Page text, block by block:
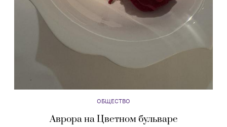
ОБЩЕСТВО
Аврора на Цветном бульваре